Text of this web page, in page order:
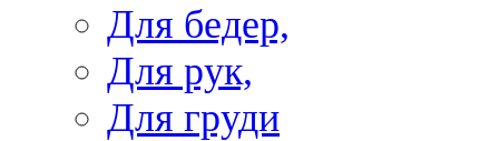
Для бедер,
Для рук,
Для груди